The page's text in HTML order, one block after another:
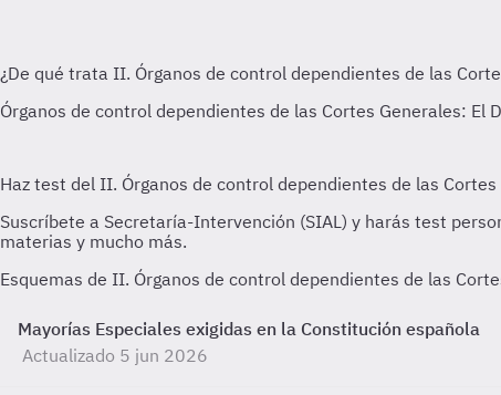
Esquemas de II. Órganos de control dependientes de las
Mayorías Especiales exigidas en la Constitución española
Actualizado 5 jun 2026